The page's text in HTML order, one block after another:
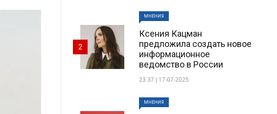
МНЕНИЯ
Ксения Кацман
предложила создать новое
информационное
ведомство в России
23:37 | 17-07-2025
2
МНЕНИЯ